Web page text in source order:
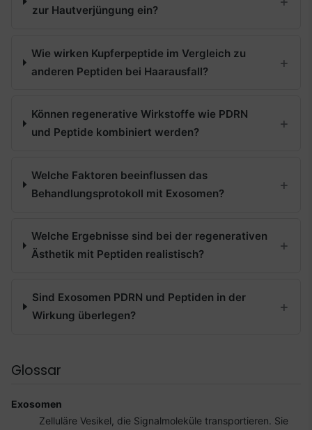
zur Hautverjüngung ein?
Wie wirken Kupferpeptide im Vergleich zu
anderen Peptiden bei Haarausfall?
Können regenerative Wirkstoffe wie PDRN
und Peptide kombiniert werden?
Welche Faktoren beeinflussen das
Behandlungsprotokoll mit Exosomen?
Welche Ergebnisse sind bei der regenerativen
Ästhetik mit Peptiden realistisch?
Sind Exosomen PDRN und Peptiden in der
Wirkung überlegen?
Glossar
Exosomen
Zelluläre Vesikel, die Signalmoleküle transportieren. Sie